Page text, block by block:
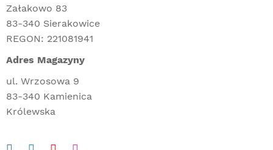
Załakowo 83
83-340 Sierakowice
REGON: 221081941
Adres Magazyny
ul. Wrzosowa 9
83-340 Kamienica
Królewska